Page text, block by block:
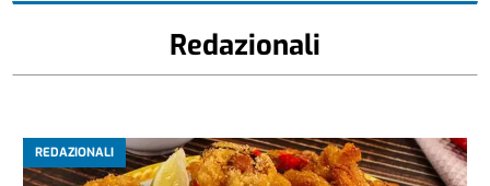
Redazionali
REDAZIONALI